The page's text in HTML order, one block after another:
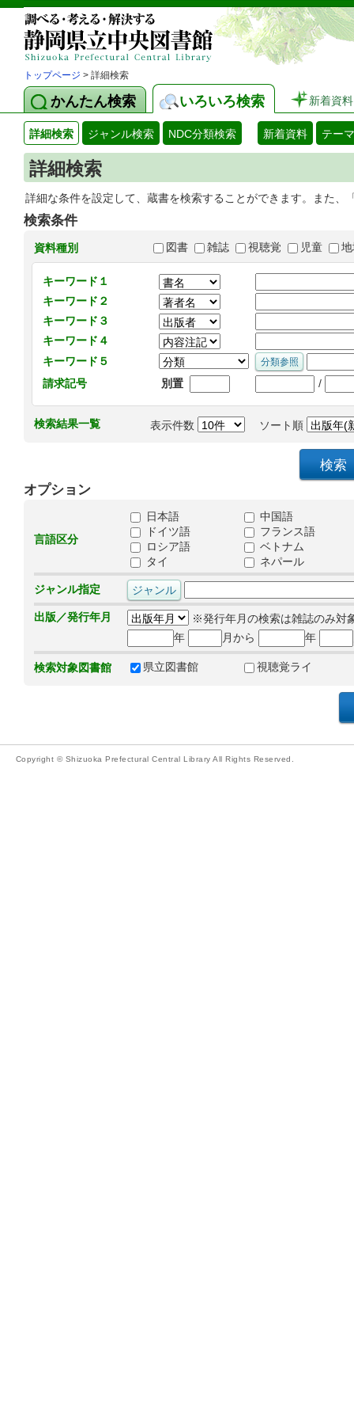
トップページ > 詳細検索
かんたん検索 いろいろ検索 新着資料
詳細検索 ジャンル検索 NDC分類検索 新着資料 テー
詳細検索
詳細な条件を設定して、蔵書を検索することができます。また
検索条件
資料種別 図書 雑誌 視聴覚 児童
キーワード１
キーワード２
キーワード３
キーワード４
キーワード５
請求記号
別置 /
検索結果一覧 表示件数 ソート順
オプション
言語区分
日本語
中国語
ドイツ語
フランス語
ロシア語
ベトナム
タイ
ネパール
ジャンル指定
出版／発行年月
※発行年月の検索は雑誌のみ対
年
月から 年
検索対象図書館 県立図書館 視聴覚ライ
Copyright © Shizuoka Prefectural Central Library All Rights Reserved.